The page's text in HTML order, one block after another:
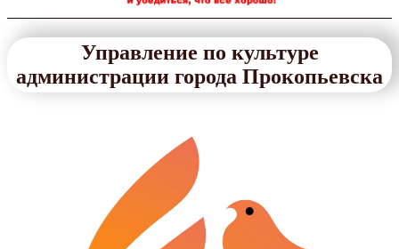
Управление по культуре
администрации города Прокопьевска